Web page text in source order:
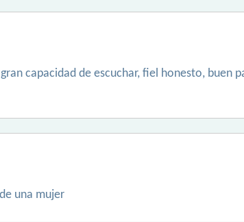
capacidad de escuchar, fiel honesto, buen
una mujer